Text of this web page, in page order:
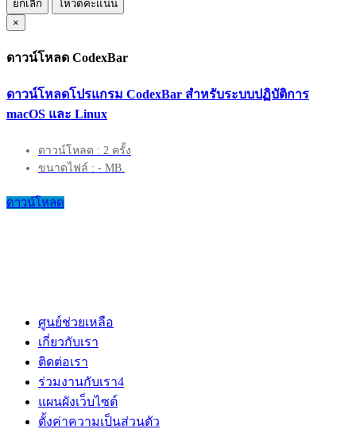
ยกเลิก
โหวตคะแนน
×
ดาวน์โหลด CodexBar
ดาวน์โหลดโปรแกรม CodexBar สำหรับระบบปฏิบัติการ
macOS และ Linux
ดาวน์โหลด : 2 ครั้ง
ขนาดไฟล์ : - MB.
ดาวน์โหลด
ศูนย์ช่วยเหลือ
เกี่ยวกับเรา
ติดต่อเรา
ร่วมงานกับเรา4
แผนผังเว็บไซต์
ตั้งค่าความเป็นส่วนตัว